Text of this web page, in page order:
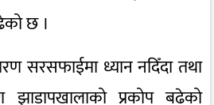
छ ।
सरसफाईमा ध्यान नदिँदा तथा
झाडापखालाको प्रकोप बढेको